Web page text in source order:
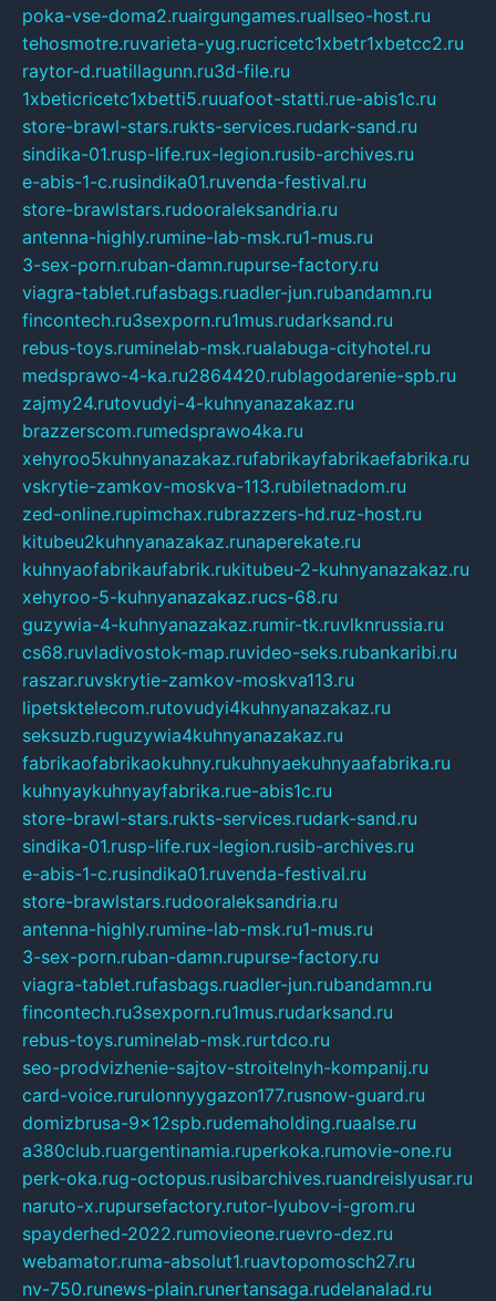
poka-vse-doma2.ruairgungames.ruallseo-host.ru
tehosmotre.ruvarieta-yug.rucricetc1xbetr1xbetcc2.ru
raytor-d.ruatillagunn.ru3d-file.ru
1xbeticricetc1xbetti5.ruuafoot-statti.rue-abis1c.ru
store-brawl-stars.rukts-services.rudark-sand.ru
sindika-01.rusp-life.rux-legion.rusib-archives.ru
e-abis-1-c.rusindika01.ruvenda-festival.ru
store-brawlstars.rudooraleksandria.ru
antenna-highly.rumine-lab-msk.ru1-mus.ru
3-sex-porn.ruban-damn.rupurse-factory.ru
viagra-tablet.rufasbags.ruadler-jun.rubandamn.ru
fincontech.ru3sexporn.ru1mus.rudarksand.ru
rebus-toys.ruminelab-msk.rualabuga-cityhotel.ru
medsprawo-4-ka.ru2864420.rublagodarenie-spb.ru
zajmy24.rutovudyi-4-kuhnyanazakaz.ru
brazzerscom.rumedsprawo4ka.ru
xehyroo5kuhnyanazakaz.rufabrikayfabrikaefabrika.ru
vskrytie-zamkov-moskva-113.rubiletnadom.ru
zed-online.rupimchax.rubrazzers-hd.ruz-host.ru
kitubeu2kuhnyanazakaz.runaperekate.ru
kuhnyaofabrikaufabrik.rukitubeu-2-kuhnyanazakaz.ru
xehyroo-5-kuhnyanazakaz.rucs-68.ru
guzywia-4-kuhnyanazakaz.rumir-tk.ruvlknrussia.ru
cs68.ruvladivostok-map.ruvideo-seks.rubankaribi.ru
raszar.ruvskrytie-zamkov-moskva113.ru
lipetsktelecom.rutovudyi4kuhnyanazakaz.ru
seksuzb.ruguzywia4kuhnyanazakaz.ru
fabrikaofabrikaokuhny.rukuhnyaekuhnyaafabrika.ru
kuhnyaykuhnyayfabrika.rue-abis1c.ru
store-brawl-stars.rukts-services.rudark-sand.ru
sindika-01.rusp-life.rux-legion.rusib-archives.ru
e-abis-1-c.rusindika01.ruvenda-festival.ru
store-brawlstars.rudooraleksandria.ru
antenna-highly.rumine-lab-msk.ru1-mus.ru
3-sex-porn.ruban-damn.rupurse-factory.ru
viagra-tablet.rufasbags.ruadler-jun.rubandamn.ru
fincontech.ru3sexporn.ru1mus.rudarksand.ru
rebus-toys.ruminelab-msk.rurtdco.ru
seo-prodvizhenie-sajtov-stroitelnyh-kompanij.ru
card-voice.rurulonnyygazon177.rusnow-guard.ru
domizbrusa-9x12spb.rudemaholding.ruaalse.ru
a380club.ruargentinamia.ruperkoka.rumovie-one.ru
perk-oka.rug-octopus.rusibarchives.ruandreislyusar.ru
naruto-x.rupursefactory.rutor-lyubov-i-grom.ru
spayderhed-2022.rumovieone.ruevro-dez.ru
webamator.ruma-absolut1.ruavtopomosch27.ru
nv-750.runews-plain.runertansaga.rudelanalad.ru